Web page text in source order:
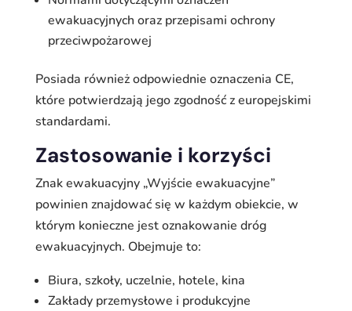
ewakuacyjnych oraz przepisami ochrony
przeciwpożarowej
Posiada również odpowiednie oznaczenia CE,
które potwierdzają jego zgodność z europejskimi
standardami.
Zastosowanie i korzyści
Znak ewakuacyjny „Wyjście ewakuacyjne”
powinien znajdować się w każdym obiekcie, w
którym konieczne jest oznakowanie dróg
ewakuacyjnych. Obejmuje to:
Biura, szkoły, uczelnie, hotele, kina
Zakłady przemysłowe i produkcyjne